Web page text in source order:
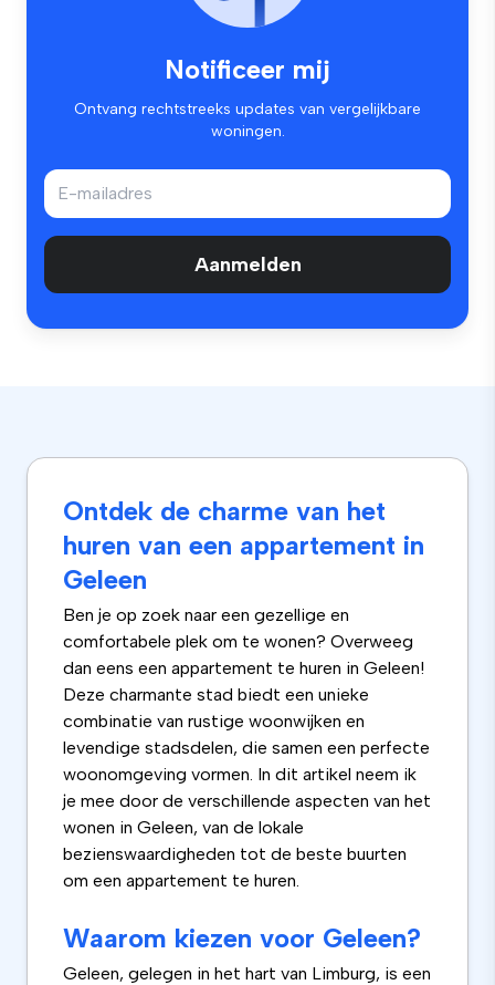
Notificeer mij
Ontvang rechtstreeks updates van vergelijkbare
woningen.
Aanmelden
Ontdek de charme van het
huren van een appartement in
Geleen
Ben je op zoek naar een gezellige en
comfortabele plek om te wonen? Overweeg
dan eens een appartement te huren in Geleen!
Deze charmante stad biedt een unieke
combinatie van rustige woonwijken en
levendige stadsdelen, die samen een perfecte
woonomgeving vormen. In dit artikel neem ik
je mee door de verschillende aspecten van het
wonen in Geleen, van de lokale
bezienswaardigheden tot de beste buurten
om een appartement te huren.
Waarom kiezen voor Geleen?
Geleen, gelegen in het hart van Limburg, is een